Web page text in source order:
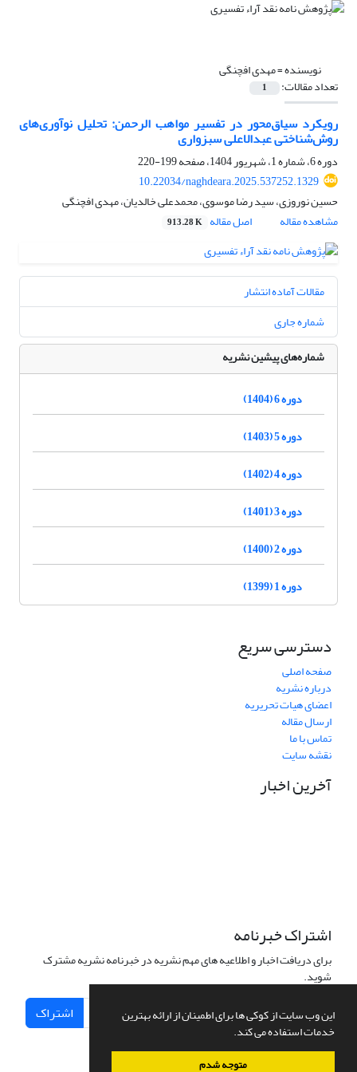
این وب سایت از کوکی ها برای اطمینان از ارائه بهترین
خدمات استفاده می کند.
متوجه شدم
نویسنده =مهدی افچنگی
تعداد مقالات: 1
رویکرد سیاق‌محور در تفسیر مواهب الرحمن: تحلیل نوآوری‌های
روش‌شناختی عبدالاعلی سبزواری
دوره 6، شماره 1، شهریور 1404، صفحه
199-220
10.22034/naghdeara.2025.537252.1329
حسین نوروزی، سید رضا موسوی، محمدعلی خالدیان، مهدی افچنگی
مشاهده مقاله
اصل مقاله 913.28 K
مقالات آماده انتشار
شماره جاری
شماره‌های پیشین نشریه
دوره 6 (1404)
دوره 5 (1403)
دوره 4 (1402)
دوره 3 (1401)
دوره 2 (1400)
دوره 1 (1399)
دسترسی سریع
صفحه اصلی
درباره نشریه
اعضای هیات تحریریه
ارسال مقاله
تماس با ما
نقشه سایت
آخرین اخبار
اشتراک خبرنامه
برای دریافت اخبار و اطلاعیه های مهم نشریه در خبرنامه نشریه مشترک
شوید.
اشتراک